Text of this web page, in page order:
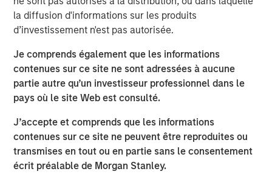
la diffusion d'informations sur les produits
d’investissement n'est pas autorisée.
Je comprends également que les informations
contenues sur ce site ne sont adressées à aucune
partie autre qu’un investisseur professionnel dans le
pays où le site Web est consulté.
J’accepte et comprends que les informations
contenues sur ce site ne peuvent être reproduites ou
transmises en tout ou en partie sans le consentement
écrit préalable de Morgan Stanley.
of Templar’s high quality assets spanning the western
Anadarko Basin of Texas and Oklahoma to the STACK play
extension of the asset optimization strategy we
established upon founding Presidio, and we are excited to
apply the knowledge gained from our previous two
acquisitions in the Basin and decades of operational
experience to unlock value responsibly from the Templar
assets. We believe our extensive asset base, further
enhanced by this acquisition, makes Presidio the logical
consolidator of the Anadarko Basin.”